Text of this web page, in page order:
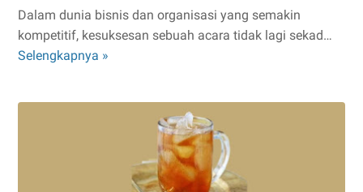
Dalam dunia bisnis dan organisasi yang semakin
kompetitif, kesuksesan sebuah acara tidak lagi sekad…
Selengkapnya »
Organizer:
Efisiensi